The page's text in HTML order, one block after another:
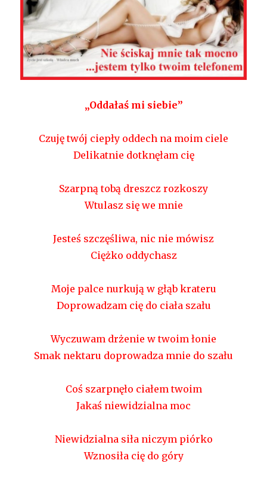
Janos
/
„Oddałaś mi siebie”
Czuję twój ciepły oddech na moim ciele
Delikatnie dotknęłam cię
Szarpną tobą dreszcz rozkoszy
Wtulasz się we mnie
Jesteś szczęśliwa, nic nie mówisz
Ciężko oddychasz
Moje palce nurkują w głąb krateru
Doprowadzam cię do ciała szału
Wyczuwam drżenie w twoim łonie
Smak nektaru doprowadza mnie do szału
Coś szarpnęło ciałem twoim
Jakaś niewidzialna moc
Niewidzialna siła niczym piórko
Wznosiła cię do góry